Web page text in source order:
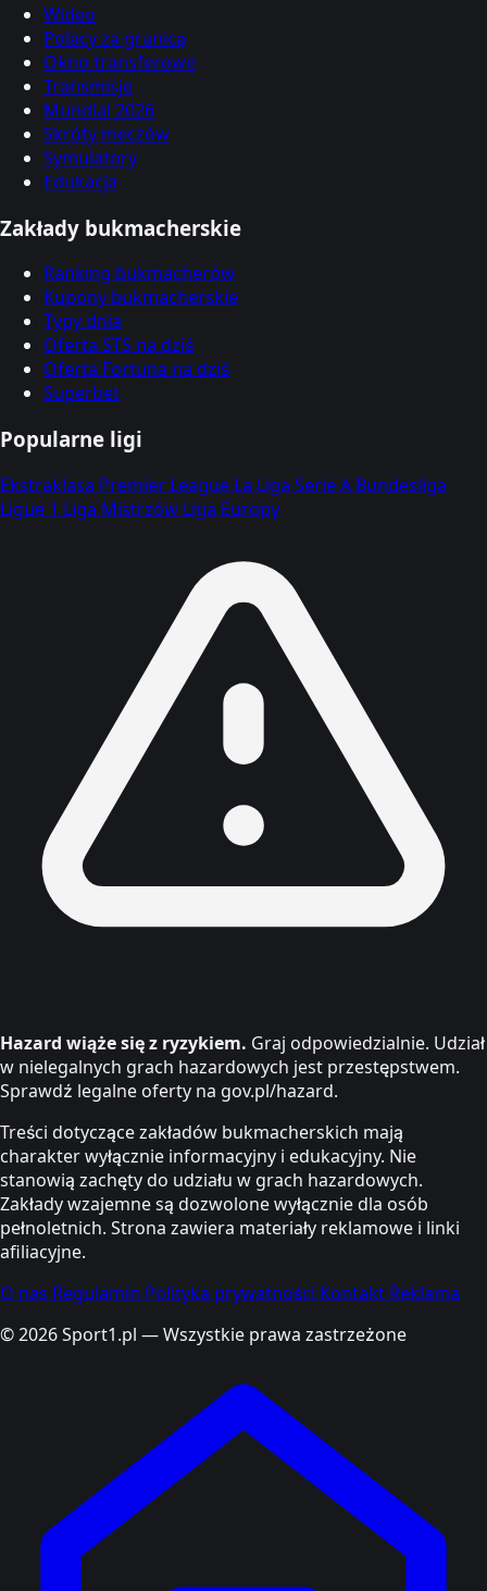
Wideo
Polacy za granicą
Okno transferowe
Transmisje
Mundial 2026
Skróty meczów
Symulatory
Edukacja
Zakłady bukmacherskie
Ranking bukmacherów
Kupony bukmacherskie
Typy dnia
Oferta STS na dziś
Oferta Fortuna na dziś
Superbet
Popularne ligi
Ekstraklasa Premier League La Liga Serie A Bundesliga
Ligue 1 Liga Mistrzów Liga Europy
Hazard wiąże się z ryzykiem. Graj odpowiedzialnie. Udział
w nielegalnych grach hazardowych jest przestępstwem.
Sprawdź legalne oferty na gov.pl/hazard.
Treści dotyczące zakładów bukmacherskich mają
charakter wyłącznie informacyjny i edukacyjny. Nie
stanowią zachęty do udziału w grach hazardowych.
Zakłady wzajemne są dozwolone wyłącznie dla osób
pełnoletnich. Strona zawiera materiały reklamowe i linki
afiliacyjne.
O nas Regulamin Polityka prywatności Kontakt Reklama
© 2026 Sport1.pl — Wszystkie prawa zastrzeżone